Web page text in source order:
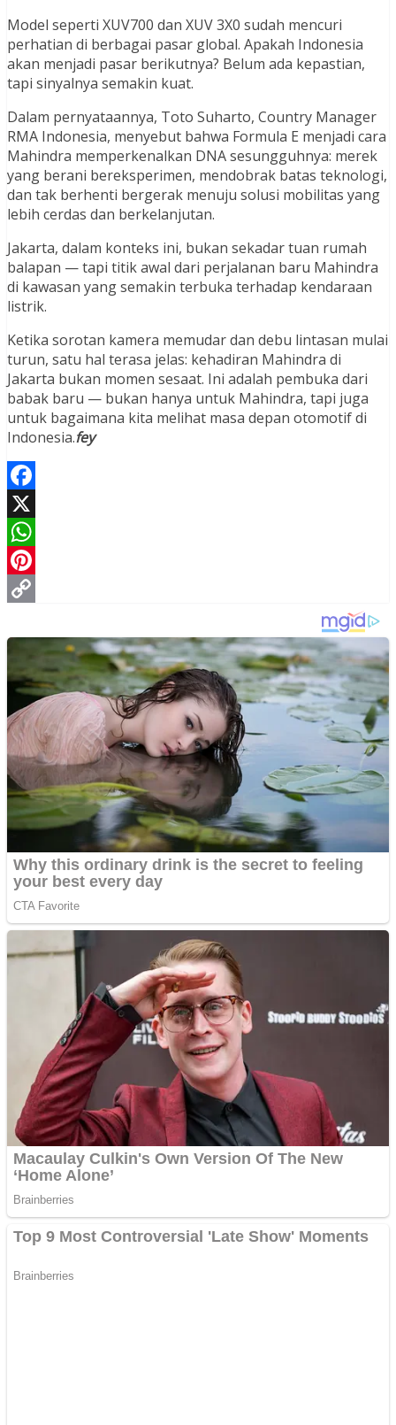
Model seperti XUV700 dan XUV 3X0 sudah mencuri
perhatian di berbagai pasar global. Apakah Indonesia
akan menjadi pasar berikutnya? Belum ada kepastian,
tapi sinyalnya semakin kuat.
Dalam pernyataannya, Toto Suharto, Country Manager
RMA Indonesia, menyebut bahwa Formula E menjadi cara
Mahindra memperkenalkan DNA sesungguhnya: merek
yang berani bereksperimen, mendobrak batas teknologi,
dan tak berhenti bergerak menuju solusi mobilitas yang
lebih cerdas dan berkelanjutan.
Jakarta, dalam konteks ini, bukan sekadar tuan rumah
balapan — tapi titik awal dari perjalanan baru Mahindra
di kawasan yang semakin terbuka terhadap kendaraan
listrik.
Ketika sorotan kamera memudar dan debu lintasan mulai
turun, satu hal terasa jelas: kehadiran Mahindra di
Jakarta bukan momen sesaat. Ini adalah pembuka dari
babak baru — bukan hanya untuk Mahindra, tapi juga
untuk bagaimana kita melihat masa depan otomotif di
Indonesia.fey
Facebook
X
WhatsApp
Pinterest
Link